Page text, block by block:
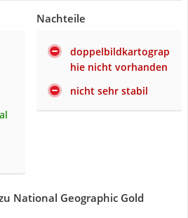
Nachteile
doppelbildkartograp
hie nicht vorhanden
nicht sehr stabil
National Geographic Gold